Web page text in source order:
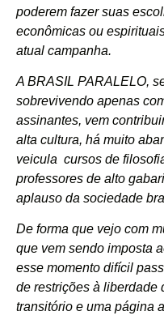
poderem fazer suas
econômicas ou
atual campanha.
A BRASIL PARALELO,
sobrevivendo apenas
assinantes, vem
alta cultura, há muito
veicula cursos de
professores de alto
aplauso da sociedade
De forma que vejo com
que vem sendo imposta
esse momento difícil
de restrições à liberdade
transitório e uma página